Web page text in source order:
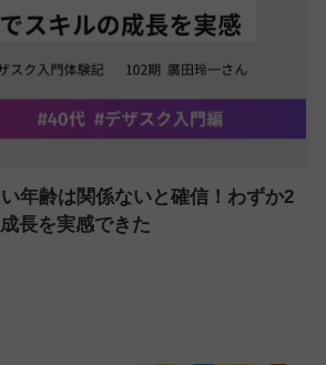
年齢は関係ないと確信！わずか2
長を実感できた